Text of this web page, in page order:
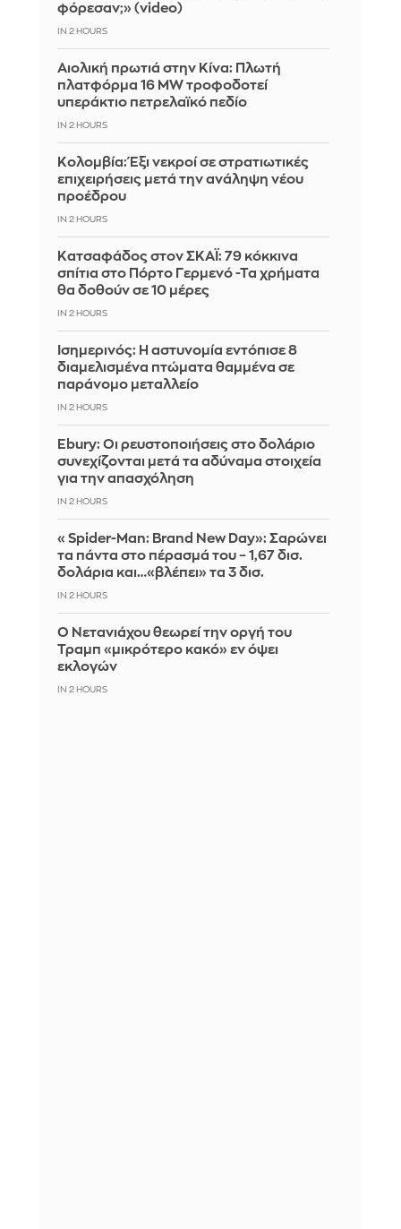
φόρεσαν;» (video)
IN 2 HOURS
Αιολική πρωτιά στην Κίνα: Πλωτή
πλατφόρμα 16 MW τροφοδοτεί
υπεράκτιο πετρελαϊκό πεδίο
IN 2 HOURS
Κολομβία: Έξι νεκροί σε στρατιωτικές
επιχειρήσεις μετά την ανάληψη νέου
προέδρου
IN 2 HOURS
Kατσαφάδος στον ΣΚΑΪ: 79 κόκκινα
σπίτια στο Πόρτο Γερμενό -Τα χρήματα
θα δοθούν σε 10 μέρες
IN 2 HOURS
Ισημερινός: Η αστυνομία εντόπισε 8
διαμελισμένα πτώματα θαμμένα σε
παράνομο μεταλλείο
IN 2 HOURS
Ebury: Οι ρευστοποιήσεις στο δολάριο
συνεχίζονται μετά τα αδύναμα στοιχεία
για την απασχόληση
IN 2 HOURS
«Spider-Man: Brand New Day»: Σαρώνει
τα πάντα στο πέρασμά του – 1,67 δισ.
δολάρια και…«βλέπει» τα 3 δισ.
IN 2 HOURS
Ο Νετανιάχου θεωρεί την οργή του
Τραμπ «μικρότερο κακό» εν όψει
εκλογών
IN 2 HOURS